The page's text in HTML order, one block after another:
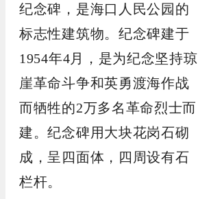
纪念碑，是海口人民公园的
标志性建筑物。纪念碑建于
1954年4月，是为纪念坚持琼
崖革命斗争和英勇渡海作战
而牺牲的2万多名革命烈士而
建。纪念碑用大块花岗石砌
成，呈四面体，四周设有石
栏杆。